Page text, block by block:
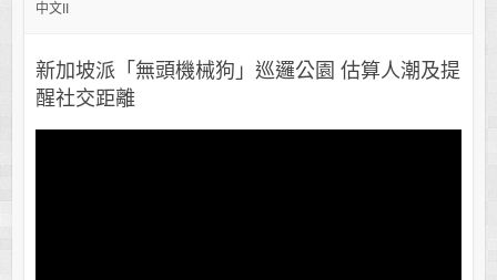
中文II
新加坡派「無頭機械狗」巡邏公園 估算人潮及提
醒社交距離